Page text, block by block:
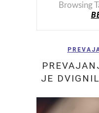
Browsing
JE